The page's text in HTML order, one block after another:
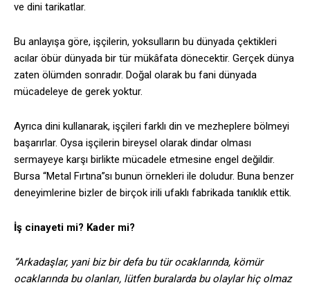
ve dini tarikatlar.
Bu anlayışa göre, işçilerin, yoksulların bu dünyada çektikleri
acılar öbür dünyada bir tür mükâfata dönecektir. Gerçek dünya
zaten ölümden sonradır. Doğal olarak bu fani dünyada
mücadeleye de gerek yoktur.
Ayrıca dini kullanarak, işçileri farklı din ve mezheplere bölmeyi
başarırlar. Oysa işçilerin bireysel olarak dindar olması
sermayeye karşı birlikte mücadele etmesine engel değildir.
Bursa “Metal Fırtına”sı bunun örnekleri ile doludur. Buna benzer
deneyimlerine bizler de birçok irili ufaklı fabrikada tanıklık ettik.
İş cinayeti mi? Kader mi?
“Arkadaşlar, yani biz bir defa bu tür ocaklarında, kömür
ocaklarında bu olanları, lütfen buralarda bu olaylar hiç olmaz